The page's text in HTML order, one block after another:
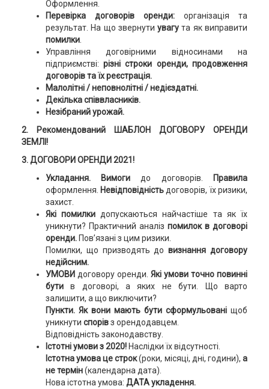
Оформлення.
Перевірка договорів оренди:організація та
результат. На що звернутиувагута як виправити
помилки.
Управління договірними відносинами на
підприємстві:різні строки оренди, продовження
договорів та їх реєстрація.
Малолітні / неповнолітні / недієздатні.
Декілька співвласників.
Незібраний урожай.
2.
Рекомендований ШАБЛОН ДОГОВОРУ ОРЕНДИ
ЗЕМЛІ!
3.ДОГОВОРИ ОРЕНДИ 2021!
Укладання. Вимогидо договорів.
Правила
оформлення. Невідповідністьдоговорів, їх ризики,
захист.
Які помилки допускаються найчастіше та як їх
уникнути? Практичний аналізпомилок в договорі
оренди.Пов’язані з цим ризики.
Помилки, що призводять до визнання договору
недійсним.
УМОВИ договору оренди. Які умови точно повинні
бутив договорі, а яких не бути. Що варто
залишити, а що виключити?
Пункти. Як вони мають бути сформульованіщоб
уникнути спорівз орендодавцем.
Відповідність законодавству.
Істотні умови з 2020! Наслідки їх відсутності.
Істотна умова це строк(роки, місяці, дні, години), а
не термін(календарна дата).
Нова істотна умова: ДАТА укладення.